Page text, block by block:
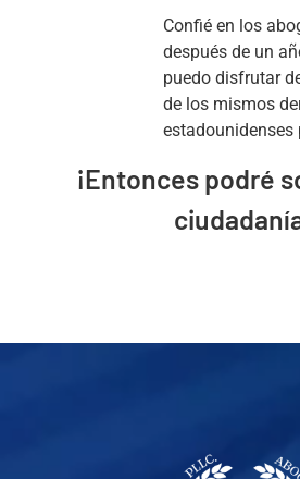
Confié en los
después de un
puedo disfrutar
de los mismos
estadounidenses
¡Entonces podré